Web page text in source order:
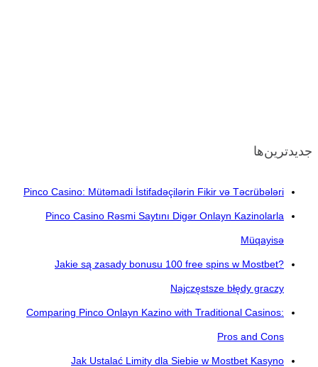
جدیدترین‌ها
Pinco Casino: Mütəmadi İstifadəçilərin Fikir və Təcrübələri
Pinco Casino Rəsmi Saytını Digər Onlayn Kazinolarla
Müqayisə
Jakie są zasady bonusu 100 free spins w Mostbet?
Najczęstsze błędy graczy
Comparing Pinco Onlayn Kazino with Traditional Casinos:
Pros and Cons
Jak Ustalać Limity dla Siebie w Mostbet Kasyno